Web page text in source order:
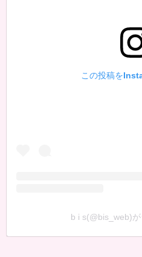
この投稿を
b i s(@bis_web)